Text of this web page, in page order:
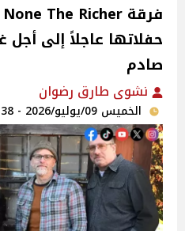
حفلاتها عاجلاً إلى
صادم
نشوى طارق رضوان
الخميس 09/يوليو/2026 - 12:38 ص